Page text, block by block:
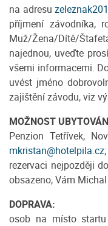
na adresu
příjmení závodníka,
Muž/Žena/Dítě/
najednou, uveďte
všemi informacemi.
uvést jméno
zajištění závodu, viz
MOŽNOST
Penzion Tetřívek,
mkristan@hotelpila.cz
rezervaci nejpozději
obsazeno, Vám
DOPRAVA:
osob na místo